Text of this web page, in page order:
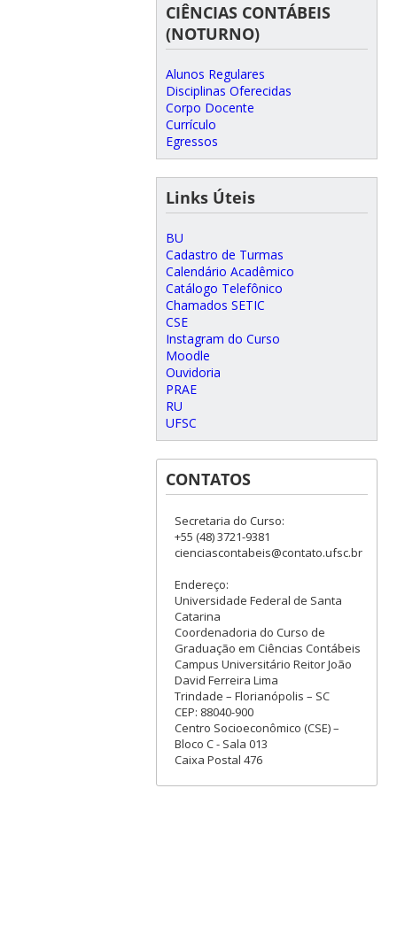
CIÊNCIAS CONTÁBEIS
(NOTURNO)
Alunos Regulares
Disciplinas Oferecidas
Corpo Docente
Currículo
Egressos
Links Úteis
BU
Cadastro de Turmas
Calendário Acadêmico
Catálogo Telefônico
Chamados SETIC
CSE
Instagram do Curso
Moodle
Ouvidoria
PRAE
RU
UFSC
CONTATOS
Secretaria do Curso:
+55 (48) 3721-9381
cienciascontabeis@contato.ufsc.br
Endereço:
Universidade Federal de Santa
Catarina
Coordenadoria do Curso de
Graduação em Ciências Contábeis
Campus Universitário Reitor João
David Ferreira Lima
Trindade – Florianópolis – SC
CEP: 88040-900
Centro Socioeconômico (CSE) –
Bloco C - Sala 013
Caixa Postal 476